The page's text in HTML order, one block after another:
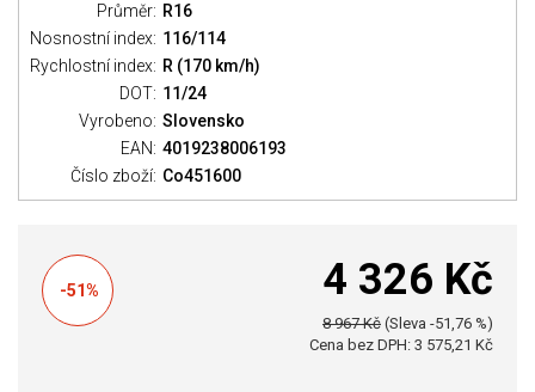
Průměr: R16
Nosnostní index: 116/114
Rychlostní index: R (170 km/h)
DOT: 11/24
Vyrobeno: Slovensko
EAN: 4019238006193
Číslo zboží: Co451600
-51% 4 326 Kč
8 967 Kč (Sleva -51,76 %)
Cena bez DPH: 3 575,21 Kč